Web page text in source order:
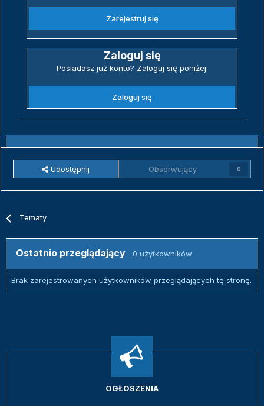
Zarejestruj się
Zaloguj się
Posiadasz już konto? Zaloguj się poniżej.
Zaloguj się
Udostępnij Obserwujący 0
Tematy
Ostatnio przeglądający 0 użytkowników
Brak zarejestrowanych użytkowników przeglądających tę stronę.
OGŁOSZENIA